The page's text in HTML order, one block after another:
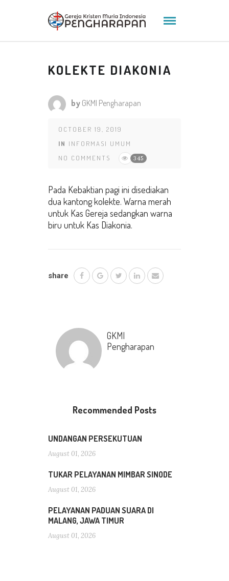
KOLEKTE DIAKONIA
by GKMI Pengharapan
OCTOBER 19, 2019
IN INFORMASI UMUM
NO COMMENTS
345
Pada Kebaktian pagi ini disediakan
dua kantong kolekte. Warna merah
untuk Kas Gereja sedangkan warna
biru untuk Kas Diakonia.
share
GKMI
Pengharapan
Recommended Posts
UNDANGAN PERSEKUTUAN
August 01, 2026
TUKAR PELAYANAN MIMBAR SINODE
August 01, 2026
PELAYANAN PADUAN SUARA DI
MALANG, JAWA TIMUR
August 01, 2026